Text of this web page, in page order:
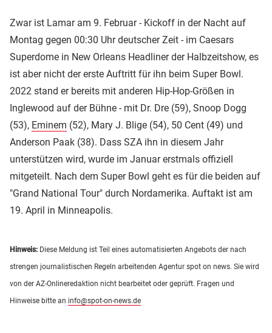
Zwar ist Lamar am 9. Februar - Kickoff in der Nacht auf
Montag gegen 00:30 Uhr deutscher Zeit - im Caesars
Superdome in New Orleans Headliner der Halbzeitshow, es
ist aber nicht der erste Auftritt für ihn beim Super Bowl.
2022 stand er bereits mit anderen Hip-Hop-Größen in
Inglewood auf der Bühne - mit Dr. Dre (59), Snoop Dogg
(53), Eminem (52), Mary J. Blige (54), 50 Cent (49) und
Anderson Paak (38). Dass SZA ihn in diesem Jahr
unterstützen wird, wurde im Januar erstmals offiziell
mitgeteilt. Nach dem Super Bowl geht es für die beiden auf
"Grand National Tour" durch Nordamerika. Auftakt ist am
19. April in Minneapolis.
Hinweis: Diese Meldung ist Teil eines automatisierten Angebots der nach
strengen journalistischen Regeln arbeitenden Agentur spot on news. Sie wird
von der AZ-Onlineredaktion nicht bearbeitet oder geprüft. Fragen und
Hinweise bitte an info@spot-on-news.de